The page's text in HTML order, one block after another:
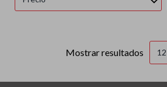
Mostrar resultados 12